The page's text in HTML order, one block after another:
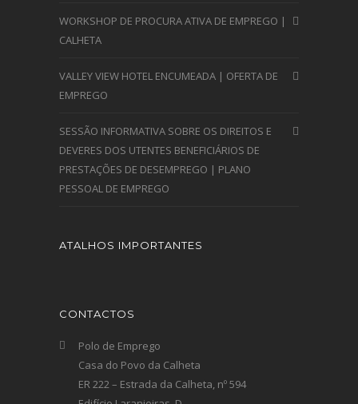
WORKSHOP DE PROCURA ATIVA DE EMPREGO |
CALHETA
VALLEY VIEW HOTEL ENCUMEADA | OFERTA DE
EMPREGO
SESSÃO INFORMATIVA SOBRE OS DIREITOS E
DEVERES DOS UTENTES BENEFICIÁRIOS DE
PRESTAÇÕES DE DESEMPREGO | PLANO
PESSOAL DE EMPREGO
ATALHOS IMPORTANTES
CONTACTOS
Polo de Emprego
Casa do Povo da Calheta
ER 222 – Estrada da Calheta, nº 594